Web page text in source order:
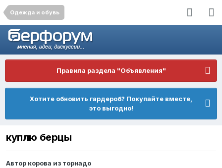
Одежда и обувь
Правила раздела "Объявления"
Хотите обновить гардероб? Покупайте вместе,
это выгодно!
куплю берцы
Автор корова из торнадо